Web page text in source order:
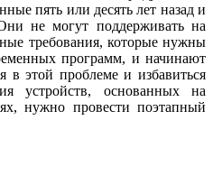
пять или десять лет назад и
не могут поддерживать на
требования, которые нужны
программ, и начинают
в этой проблеме и избавиться
устройств, основанных на
нужно провести поэтапный